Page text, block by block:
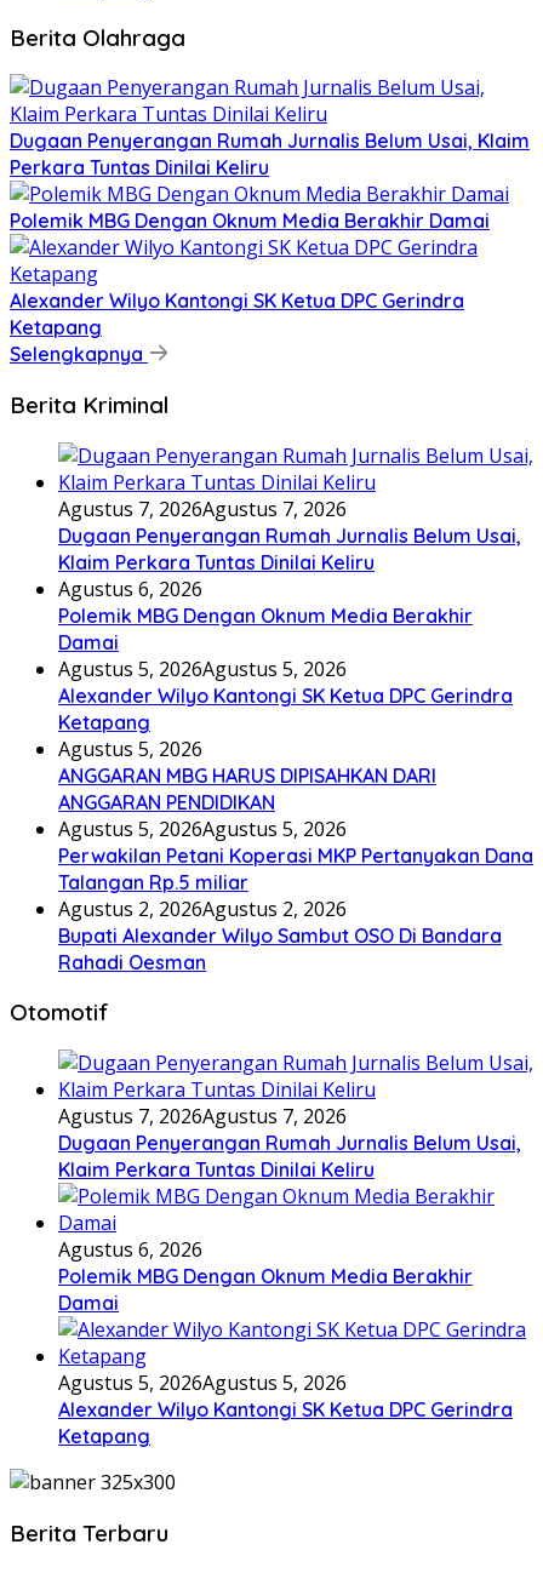
Berita Olahraga
Dugaan Penyerangan Rumah Jurnalis Belum Usai, Klaim
Perkara Tuntas Dinilai Keliru
Polemik MBG Dengan Oknum Media Berakhir Damai
Alexander Wilyo Kantongi SK Ketua DPC Gerindra
Ketapang
Selengkapnya
Berita Kriminal
Agustus 7, 2026Agustus 7, 2026
Dugaan Penyerangan Rumah Jurnalis Belum Usai,
Klaim Perkara Tuntas Dinilai Keliru
Agustus 6, 2026
Polemik MBG Dengan Oknum Media Berakhir
Damai
Agustus 5, 2026Agustus 5, 2026
Alexander Wilyo Kantongi SK Ketua DPC Gerindra
Ketapang
Agustus 5, 2026
ANGGARAN MBG HARUS DIPISAHKAN DARI
ANGGARAN PENDIDIKAN
Agustus 5, 2026Agustus 5, 2026
Perwakilan Petani Koperasi MKP Pertanyakan Dana
Talangan Rp.5 miliar
Agustus 2, 2026Agustus 2, 2026
Bupati Alexander Wilyo Sambut OSO Di Bandara
Rahadi Oesman
Otomotif
Agustus 7, 2026Agustus 7, 2026
Dugaan Penyerangan Rumah Jurnalis Belum Usai,
Klaim Perkara Tuntas Dinilai Keliru
Agustus 6, 2026
Polemik MBG Dengan Oknum Media Berakhir
Damai
Agustus 5, 2026Agustus 5, 2026
Alexander Wilyo Kantongi SK Ketua DPC Gerindra
Ketapang
Berita Terbaru